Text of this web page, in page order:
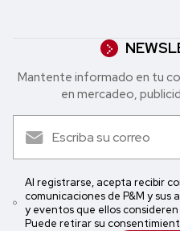
Mantente informado en tu
en mercadeo,
Al registrarse, acepta recibir
comunicaciones de P&M y sus
y eventos que ellos
Puede retirar su